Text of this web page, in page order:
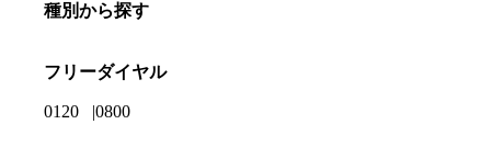
種別から探す
フリーダイヤル
0120 0800